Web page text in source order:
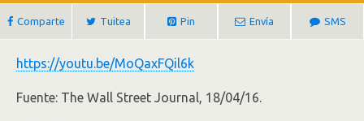
Comparte Tuitea Pin Envía SMS
https://youtu.be/MoQaxFQil6k
Fuente: The Wall Street Journal, 18/04/16.